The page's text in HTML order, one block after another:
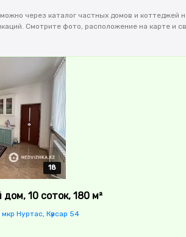
через каталог частных домов и коттеджей
Смотрите фото, расположение на карте и
18
18
18
18
18
10 соток, 180 м²
Нуртас, Кәусар 54